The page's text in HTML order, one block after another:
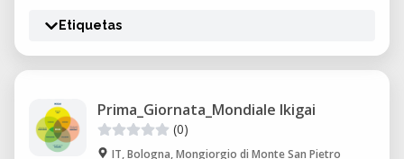
Etiquetas
Prima_Giornata_Mondiale Ikigai
(0)
IT, Bologna, Mongiorgio di Monte San Pietro